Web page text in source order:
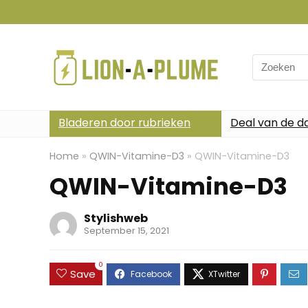
Search
for:
Bladeren door rubrieken Deal van de
Home » QWIN-Vitamine-D3 » QWIN-Vitamine-D3
QWIN-Vitamine-D3
Stylishweb
September 15, 2021
Save
0